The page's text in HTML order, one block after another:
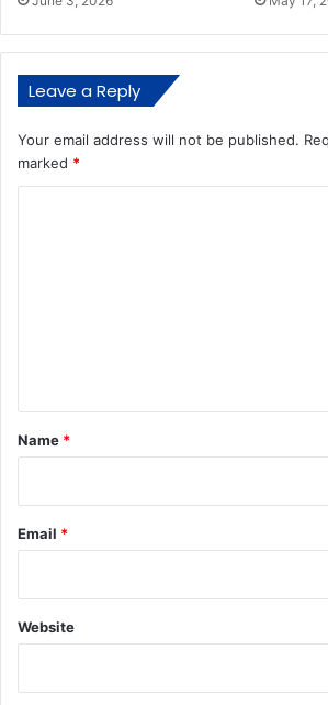
Leave a Reply
Your email address will not be published.
marked *
*
Name *
Email *
Website